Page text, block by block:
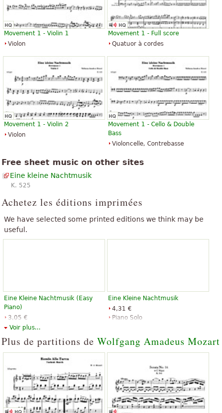
Awesome!!!
«Optimal»
Movement 1 - Violin 1
Violon
Movement 1 - Full score
Quatuor à cordes
Movement 1 - Violin 2
Violon
Movement 1 - Cello & Double
Bass
Violoncelle, Contrebasse
Free sheet music on other sites
Eine kleine Nachtmusik
K. 525
Achetez les éditions imprimées
We have selected some printed editions we think may be
useful.
Eine Kleine Nachtmusik (Easy
Piano)
3,05 €
Piano Solo, Easy Piano
Eine Kleine Nachtmusik
4,31 €
Piano Solo
Eine kleine Nachtmusik K. 525
Eine Kleine Nachtmusik
Voir plus...
Plus de partitions de Wolfgang Amadeus Mozart